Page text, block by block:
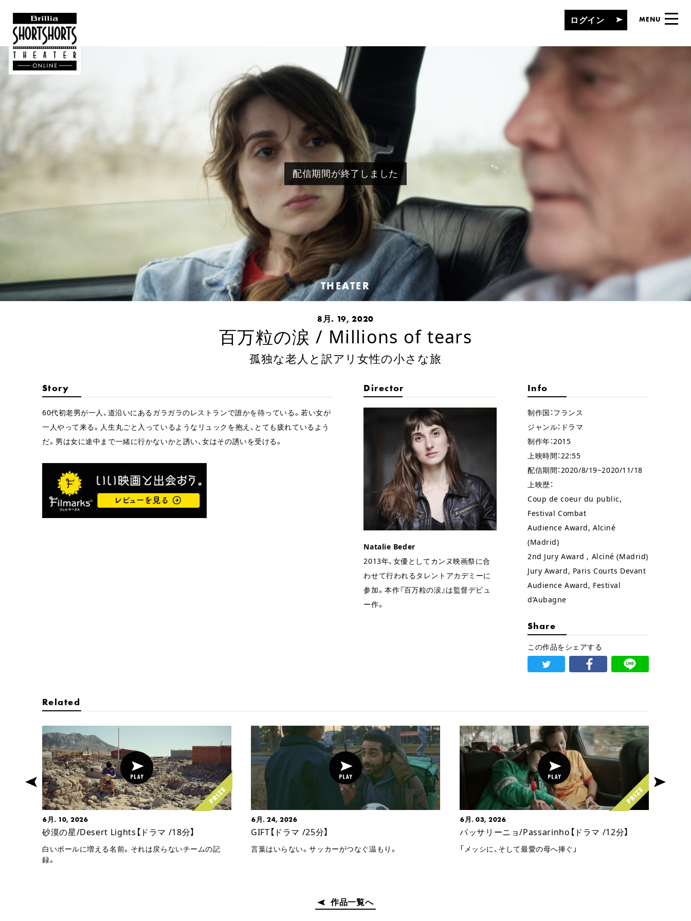
ログイン MENU
配信期間が終了しました
THEATER
8月. 19, 2020
百万粒の涙 / Millions of tears
孤独な老人と訳アリ女性の小さな旅
Story
60代初老男が一人、道沿いにあるガラガラのレストランで誰かを待っている。若い女が
一人やって来る。人生丸ごと入っているようなリュックを抱え、とても疲れているよう
だ。男は女に途中まで一緒に行かないかと誘い、女はその誘いを受ける。
Director
Natalie Beder
2013年、女優としてカンヌ映画祭に合
わせて行われるタレントアカデミーに
参加。本作『百万粒の涙』は監督デビュ
ー作。
Info
制作国：フランス
ジャンル：ドラマ
制作年：2015
上映時間：22:55
配信期間：2020/8/19~2020/11/18
上映歴：
Coup de coeur du public,
Festival Combat
Audience Award, Alciné
(Madrid)
2nd Jury Award , Alciné (Madrid)
Jury Award, Paris Courts Devant
Audience Award, Festival
d’Aubagne
Share
この作品をシェアする
Related
6月. 10, 2026
砂漠の星/Desert Lights【ドラマ /18分】
白いボールに増える名前。それは戻らないチームの記
録。
6月. 24, 2026
GIFT【ドラマ /25分】
言葉はいらない。サッカーがつなぐ温もり。
6月. 03, 2026
パッサリーニョ/Passarinho【ドラマ /12分】
「メッシに、そして最愛の母へ捧ぐ」
作品一覧へ